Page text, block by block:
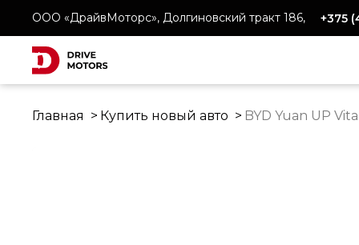
ООО «ДрайвМоторс», Долгиновский тракт 186, +375
Главная Купить новый авто BYD Yuan UP